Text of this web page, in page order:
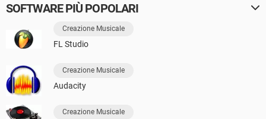
SOFTWARE PIÙ POPOLARI
Creazione Musicale
FL Studio
Creazione Musicale
Audacity
Creazione Musicale